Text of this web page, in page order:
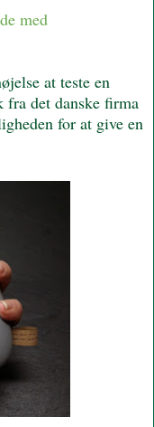
med
at teste en
fra det danske firma
for at give en